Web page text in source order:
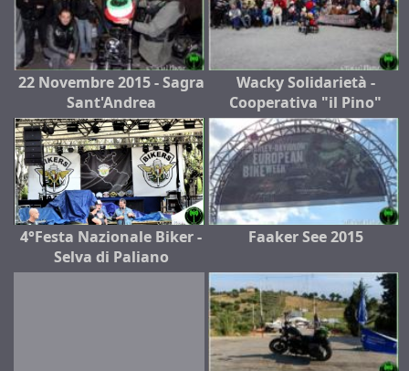
22 Novembre 2015 - Sagra
Sant'Andrea
Wacky Solidarietà -
Cooperativa "il Pino"
4°Festa Nazionale Biker -
Selva di Paliano
Faaker See 2015